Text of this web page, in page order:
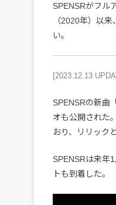
SPENSRがフル
（2020年）以
い。
[2023.12.13
SPENSRの新曲
オも公開された
おり、リリック
SPENSRは来年
トも到着した。